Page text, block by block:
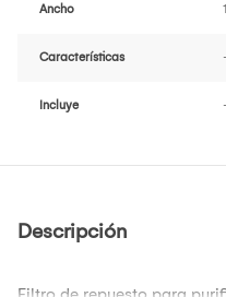
Ancho
Características
Incluye
Descripción